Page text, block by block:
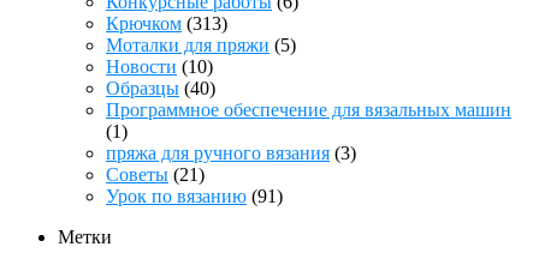
Крючком (313)
Моталки для пряжи (5)
Новости (10)
Образцы (40)
Программное обеспечение для вязальных машин
(1)
пряжа для ручного вязания (3)
Советы (21)
Урок по вязанию (91)
Метки